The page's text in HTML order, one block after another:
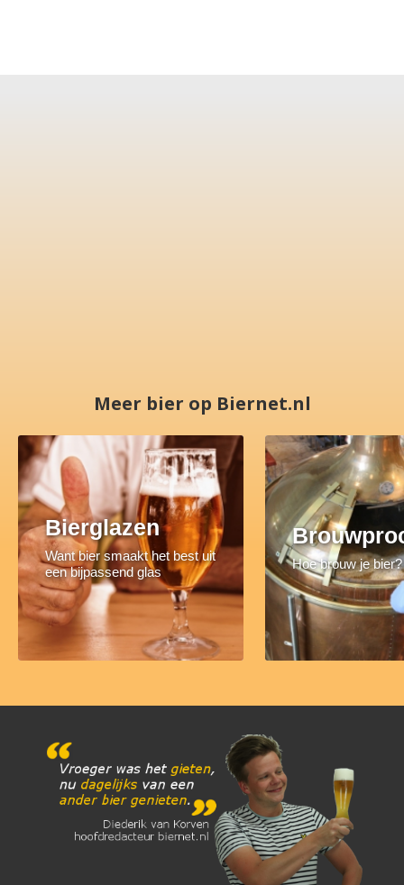
Meer bier op Biernet.nl
Bierglazen
Want bier smaakt het best uit
een bijpassend glas
Hoe brouw je bier?